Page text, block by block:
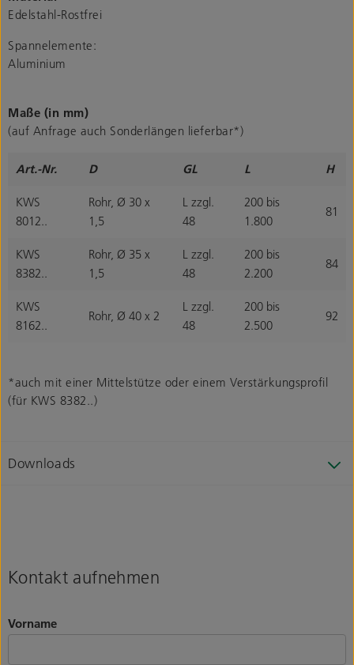
Edelstahl-Rostfrei
Spannelemente:
Aluminium
Maße (in mm)
(auf Anfrage auch Sonderlängen lieferbar*)
Art.-Nr. D GL L H
KWS
8012..
Rohr, Ø 30 x
1,5
L zzgl.
48
200 bis
1.800
81
KWS
8382..
Rohr, Ø 35 x
1,5
L zzgl.
48
200 bis
2.200
84
KWS
8162..
Rohr, Ø 40 x 2
L zzgl.
48
200 bis
2.500
92
*auch mit einer Mittelstütze oder einem Verstärkungsprofil
(für KWS 8382..)
Downloads
Kontakt aufnehmen
Vorname